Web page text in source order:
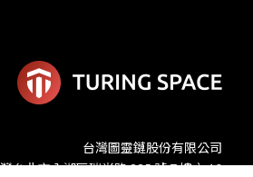
台灣圖靈鏈股份有限公司
台北市內湖區瑞光路 335 號 7 樓之 10